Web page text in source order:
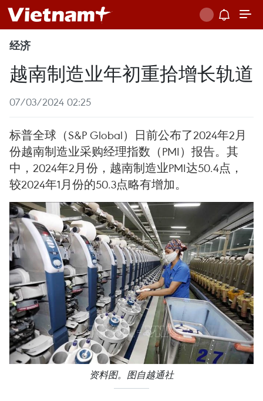
经济
越南制造业年初重拾增长轨道
07/03/2024 02:25
标普全球（S&P Global）日前公布了2024年2月
份越南制造业采购经理指数（PMI）报告。其
中，2024年2月份，越南制造业PMI达50.4点，
较2024年1月份的50.3点略有增加。
资料图。图自越通社